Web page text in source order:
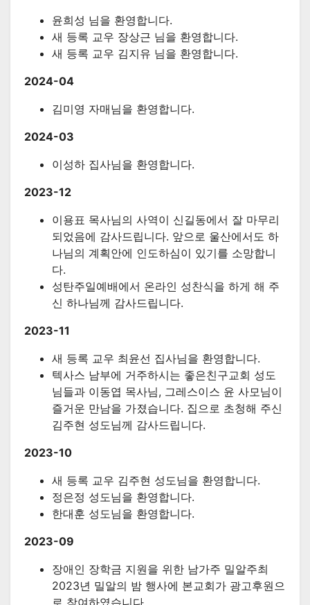
윤희성 님을 환영합니다.
새 등록 교우 장상근 님을 환영합니다.
새 등록 교우 김지유 님을 환영합니다.
2024-04
김미영 자매님을 환영합니다.
2024-03
이성하 집사님을 환영합니다.
2023-12
이용표 목사님의 사역이 신길동에서 잘 마무리
되었음에 감사드립니다. 앞으로 울산에서도 하
나님의 계획안에 인도하심이 있기를 소망합니
다.
성탄주일예배에서 온라인 성찬식을 하게 해 주
신 하나님께 감사드립니다.
2023-11
새 등록 교우 최윤선 집사님을 환영합니다.
텍사스 남부에 거주하시는 좋은친구교회 성도
님들과 이동엽 목사님, 그레스이스 윤 사모님이
즐거운 만남을 가졌습니다. 집으로 초청해 주신
김주현 성도님께 감사드립니다.
2023-10
새 등록 교우 김주현 성도님을 환영합니다.
정은정 성도님을 환영합니다.
한대훈 성도님을 환영합니다.
2023-09
장애인 장학금 지원을 위한 남가주 밀알주최
2023년 밀알의 밤 행사에 본교회가 광고후원으
로 참여하였습니다.